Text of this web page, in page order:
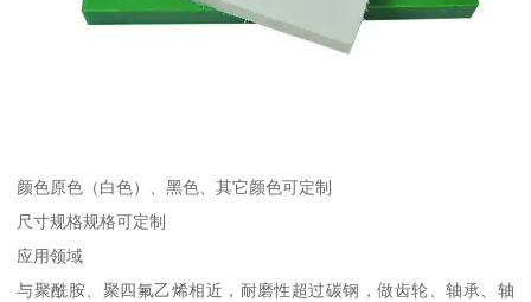
颜色原色（白色）、黑色、其它颜色可定制
尺寸规格规格可定制
应用领域
与聚酰胺、聚四氟乙烯相近，耐磨性超过碳钢，做齿轮、轴承、轴